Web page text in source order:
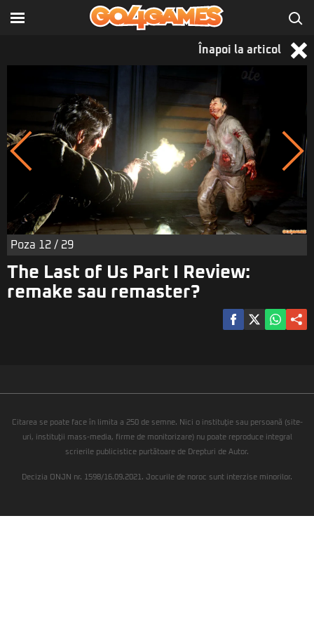
Înapoi la articol
Poza 12 / 29
The Last of Us Part I Review:
remake sau remaster?
Citarea se poate face în limita a 250 de semne. Nici o instituţie sau persoană (site-
uri, instituţii mass-media, firme de monitorizare) nu poate reproduce integral
scrierile publicistice purtătoare de Drepturi de Autor.
Decizia ONJN nr. 1598/16.09.2021. Jocurile de noroc sunt interzise minorilor.